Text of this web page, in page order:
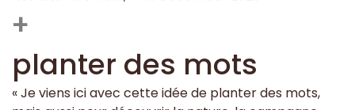
+
planter des mots
« Je viens ici avec cette idée de planter des mots,